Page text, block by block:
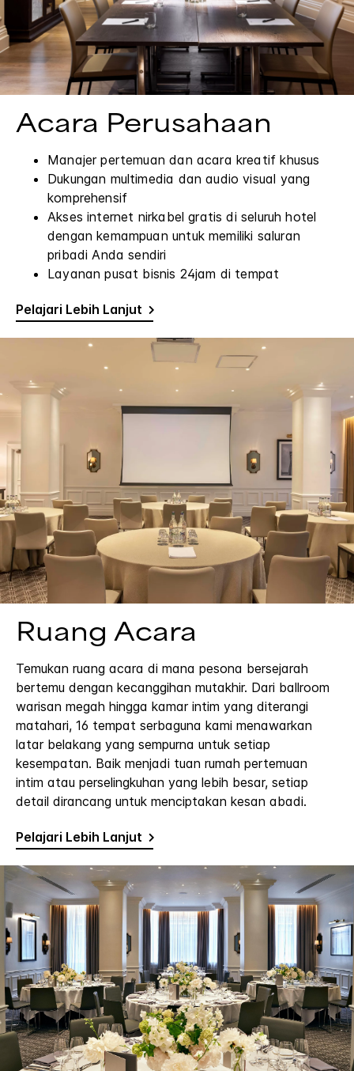
Acara Perusahaan
Manajer pertemuan dan acara kreatif khusus
Dukungan multimedia dan audio visual yang
komprehensif
Akses internet nirkabel gratis di seluruh hotel
dengan kemampuan untuk memiliki saluran
pribadi Anda sendiri
Layanan pusat bisnis 24jam di tempat
Pelajari Lebih Lanjut
Ruang Acara
Temukan ruang acara di mana pesona bersejarah
bertemu dengan kecanggihan mutakhir. Dari ballroom
warisan megah hingga kamar intim yang diterangi
matahari, 16 tempat serbaguna kami menawarkan
latar belakang yang sempurna untuk setiap
kesempatan. Baik menjadi tuan rumah pertemuan
intim atau perselingkuhan yang lebih besar, setiap
detail dirancang untuk menciptakan kesan abadi.
Pelajari Lebih Lanjut